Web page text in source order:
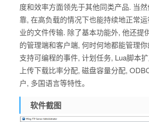
度和效率方面领先于其他同类产品. 当
靠, 在高负载的情况下也能持续地正常
业的文件传输. 除了基本功能外, 他还提
的管理端和客户端, 何时何地都能管理
支持可编程的事件, 计划任务, Lua脚本
上传下载比率分配, 磁盘容量分配,
户, 多国语言等特性。
软件截图